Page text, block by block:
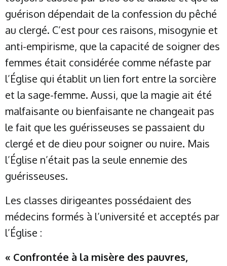
guérison dépendait de la confession du pêché
au clergé. C’est pour ces raisons, misogynie et
anti-empirisme, que la capacité de soigner des
femmes était considérée comme néfaste par
l’Église qui établit un lien fort entre la sorcière
et la sage-femme. Aussi, que la magie ait été
malfaisante ou bienfaisante ne changeait pas
le fait que les guérisseuses se passaient du
clergé et de dieu pour soigner ou nuire. Mais
l’Église n’était pas la seule ennemie des
guérisseuses.
Les classes dirigeantes possédaient des
médecins formés à l’université et acceptés par
l’Église :
« Confrontée à la misère des pauvres,